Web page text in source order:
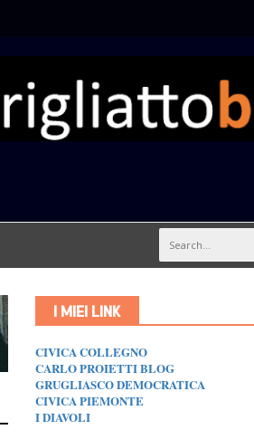
I MIEI LINK
CIVICA COLLEGNO
CARLO PROIETTI BLOG
GRUGLIASCO DEMOCRATICA
CIVICA PIEMONTE
I DIAVOLI